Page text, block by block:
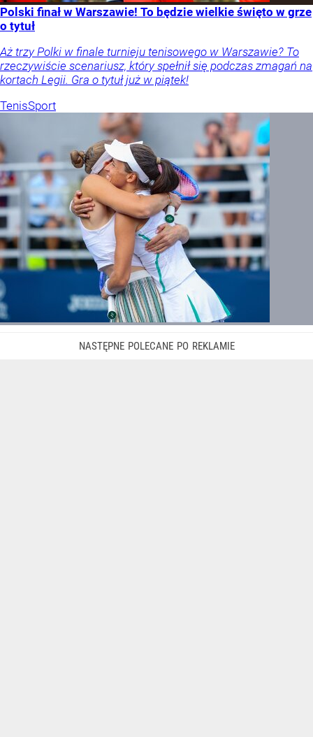
Polski finał w Warszawie! To będzie wielkie święto w grze
o tytuł
Aż trzy Polki w finale turnieju tenisowego w Warszawie? To
rzeczywiście scenariusz, który spełnił się podczas zmagań na
kortach Legii. Gra o tytuł już w piątek!
TenisSport